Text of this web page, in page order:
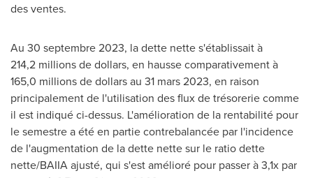
des ventes.
Au 30 septembre 2023, la dette nette s'établissait à
214,2 millions de dollars, en hausse comparativement à
165,0 millions de dollars au 31 mars 2023, en raison
principalement de l'utilisation des flux de trésorerie comme
il est indiqué ci-dessus. L'amélioration de la rentabilité pour
le semestre a été en partie contrebalancée par l'incidence
de l'augmentation de la dette nette sur le ratio dette
nette/BAIIA ajusté, qui s'est amélioré pour passer à 3,1x par